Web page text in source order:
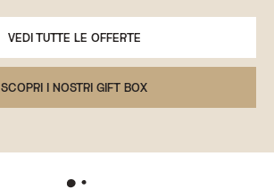
VEDI TUTTE LE OFFERTE
SCOPRI I NOSTRI GIFT BOX